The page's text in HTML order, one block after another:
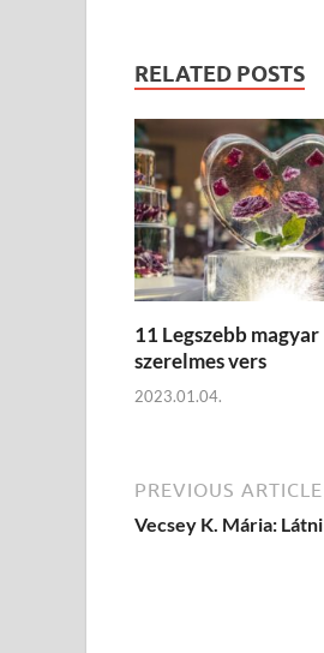
RELATED POSTS
11 Legszebb magyar
szerelmes vers
2023.01.04.
PREVIOUS ARTICLE
Vecsey K. Mária: Látni